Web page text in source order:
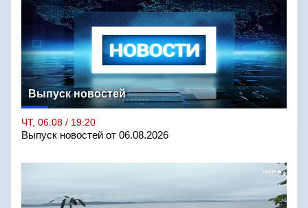
Выпуск новостей
ЧТ, 06.08 / 19:20
Выпуск новостей от 06.08.2026